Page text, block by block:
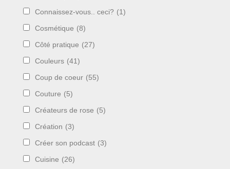
Connaissez-vous.. ceci? (1)
Cosmétique (8)
Côté pratique (27)
Couleurs (41)
Coup de coeur (55)
Couture (5)
Créateurs de rose (5)
Création (3)
Créer son podcast (3)
Cuisine (26)